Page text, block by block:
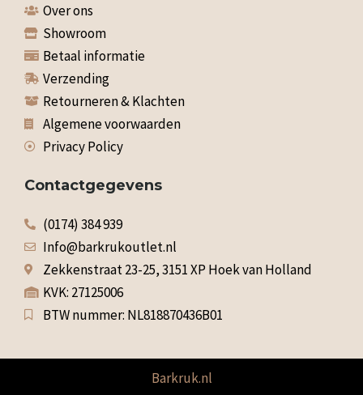
Over ons
Showroom
Betaal informatie
Verzending
Retourneren & Klachten
Algemene voorwaarden
Privacy Policy
Contactgegevens
(0174) 384 939
Info@barkrukoutlet.nl
Zekkenstraat 23-25, 3151 XP Hoek van Holland
KVK: 27125006
BTW nummer: NL818870436B01
Barkruk.nl